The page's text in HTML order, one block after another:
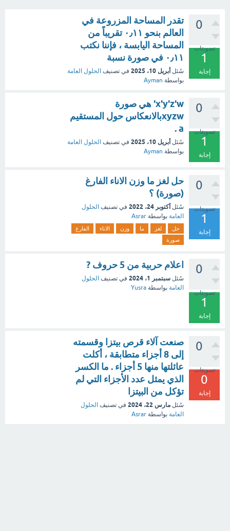
0
تصويتات
1
إجابة
تقدر المساحة المزروعة في
العالم بنحو ٠٫١١ تقريباً من
المساحة اليابسة ، فإننا نكتب
٠٫١١ في صورة نسبة
سُئل أبريل 10، 2025 في تصنيف الحلول العامة
بواسطة Ayman
0
تصويتات
1
إجابة
x'y'z'w' هي صورة
xyzwبالانعكاس حول المستقيم
a .
سُئل أبريل 10، 2025 في تصنيف الحلول العامة
بواسطة Ayman
0
تصويتات
1
إجابة
حل لغز ما وزن الاناء الفارغ
(صورة) ؟
سُئل أكتوبر 24، 2022 في تصنيف الحلول
العامة بواسطة Asrar
حل لغز ما وزن الاناء
الفارغ
صورة
0
تصويتات
1
إجابة
اعلام حربية من 5 حروف ?
سُئل سبتمبر 1، 2024 في تصنيف الحلول
العامة بواسطة Yusra
0
تصويتات
0
إجابة
صنعت آلاء قرص بيتزا وقسمته
إلى 8 أجزاء متطابقة ، أكلت
عائلتها منها 5 أجزاء . ما الكسر
الذي يمثل عدد الأجزاء التي لم
تؤكل من البيتزا
سُئل مارس 22، 2024 في تصنيف الحلول
العامة بواسطة Asrar